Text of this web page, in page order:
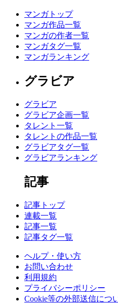
マンガトップ
マンガ作品一覧
マンガの作者一覧
マンガタグ一覧
マンガランキング
グラビア
グラビア
グラビア企画一覧
タレント一覧
タレントの作品一覧
グラビアタグ一覧
グラビアランキング
記事
記事トップ
連載一覧
記事一覧
記事タグ一覧
ヘルプ・使い方
お問い合わせ
利用規約
プライバシーポリシー
Cookie等の外部送信につ